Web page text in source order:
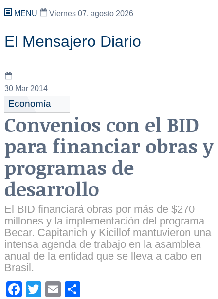
MENU Viernes 07, agosto 2026
El Mensajero Diario
30Mar 2014
Economía
Convenios con el BID
para financiar obras y
programas de
desarrollo
El BID financiará obras por más de $270
millones y la implementación del programa
Becar. Capitanich y Kicillof mantuvieron una
intensa agenda de trabajo en la asamblea
anual de la entidad que se lleva a cabo en
Brasil.
Facebook
TwitterEmail